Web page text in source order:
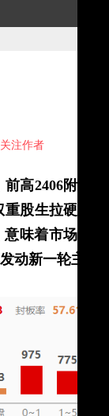
关注作者
高2406附近
股生拉硬拽
味着市场内
动新一轮主升